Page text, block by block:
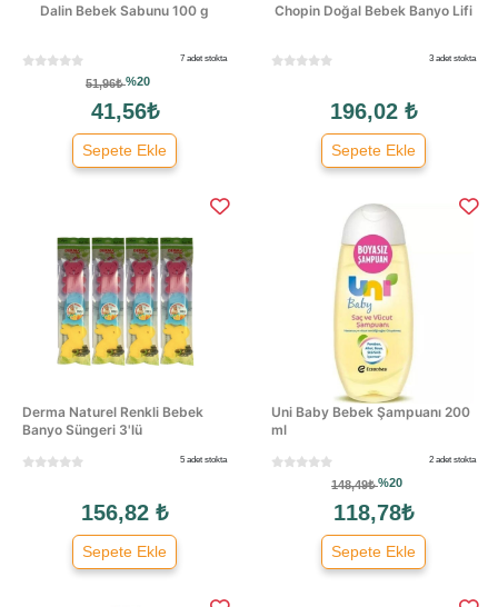
Dalin Bebek Sabunu 100 g
7 adet stokta
51,96₺%20
41,56₺
Sepete Ekle
Chopin Doğal Bebek Banyo Lifi
3 adet stokta
196,02 ₺
Sepete Ekle
Derma Naturel Renkli Bebek
Banyo Süngeri 3'lü
5 adet stokta
156,82 ₺
Sepete Ekle
Uni Baby Bebek Şampuanı 200
ml
2 adet stokta
148,49₺%20
118,78₺
Sepete Ekle